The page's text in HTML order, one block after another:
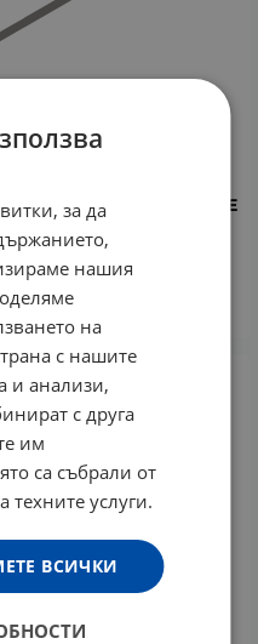
ЖИВОТ ЗА ЛИЦЕ
50 мл
134.99
за да
нашия
на
с нашите
и анализи,
с друга
им
са събрали от
техните услуги.
ВСИЧКИ